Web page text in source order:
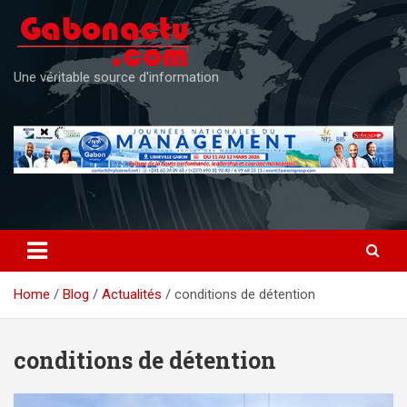
content
Une véritable source d'information
Home Blog Actualités conditions de détention
conditions de détention